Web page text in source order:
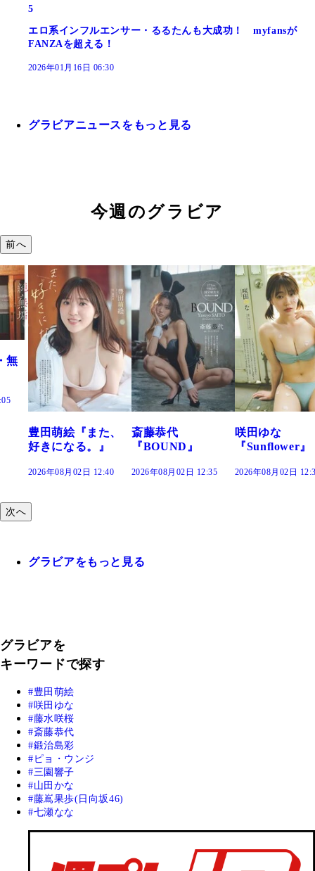
5
エロ系インフルエンサー・るるたんも大成功！ myfansが
FANZAを超える！
2026年01月16日 06:30
グラビアニュースをもっと見る
今週のグラビア
前へ
斎藤恭代
『BOUND』
2026年08月02日 12:35
咲田ゆな
『Sunflower』
2026年08月02日 12:30
藤水咲桜『花
だまり』
2026年08月02日
次へ
グラビアをもっと見る
グラビアを
キーワードで探す
豊田萌絵
咲田ゆな
藤水咲桜
斎藤恭代
鍛治島彩
ピョ・ウンジ
三園響子
山田かな
藤嶌果歩(日向坂46)
七瀬なな